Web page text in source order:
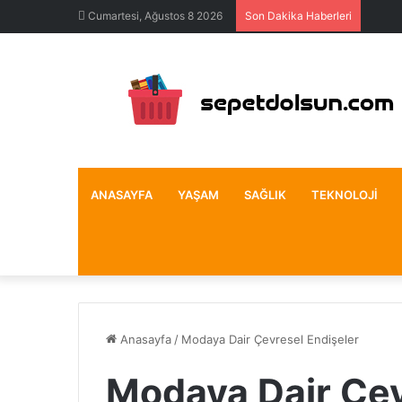
Cumartesi, Ağustos 8 2026 Son Dakika Haberleri
ANASAYFA YAŞAM SAĞLIK TEKNOLOJI
Anasayfa / Modaya Dair Çevresel Endişeler
Modaya Dair